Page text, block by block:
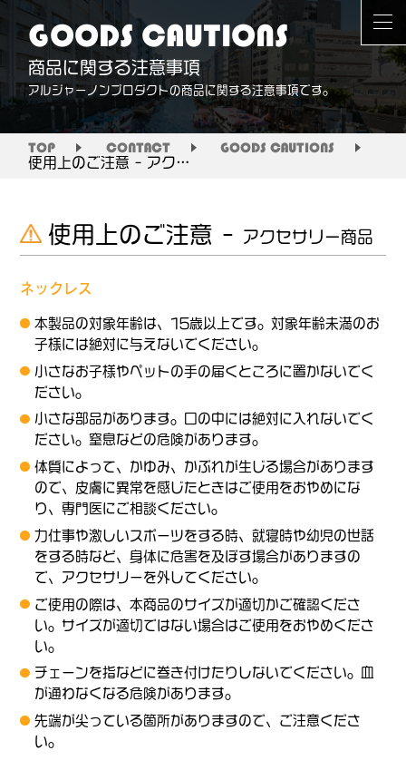
GOODS CAUTIONS
商品に関する注意事項
アルジャーノンプロダクトの商品に関する注意事項です。
TOP CONTACT
GOODS CAUTIONS
使用上のご注意 – アクセサリー商品
使用上のご注意 – アクセサリー商品
ネックレス
本製品の対象年齢は、15歳以上です。対象年齢未満のお
子様には絶対に与えないでください。
小さなお子様やペットの手の届くところに置かないでく
ださい。
小さな部品があります。口の中には絶対に入れないでく
ださい。窒息などの危険があります。
体質によって、かゆみ、かぶれが生じる場合があります
ので、皮膚に異常を感じたときはご使用をおやめにな
り、専門医にご相談ください。
力仕事や激しいスポーツをする時、就寝時や幼児の世話
をする時など、身体に危害を及ぼす場合がありますの
で、アクセサリーを外してください。
ご使用の際は、本商品のサイズが適切かご確認くださ
い。サイズが適切ではない場合はご使用をおやめくださ
い。
チェーンを指などに巻き付けたりしないでください。血
が通わなくなる危険があります。
先端が尖っている箇所がありますので、ご注意くださ
い。